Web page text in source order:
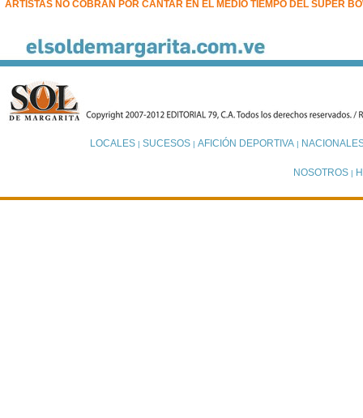
ARTISTAS NO COBRAN POR CANTAR EN EL MEDIO TIEMPO DEL SUPER
LOCALES| SUCESOS| AFICIÓN DEPORTIVA|
NOSOTROS |